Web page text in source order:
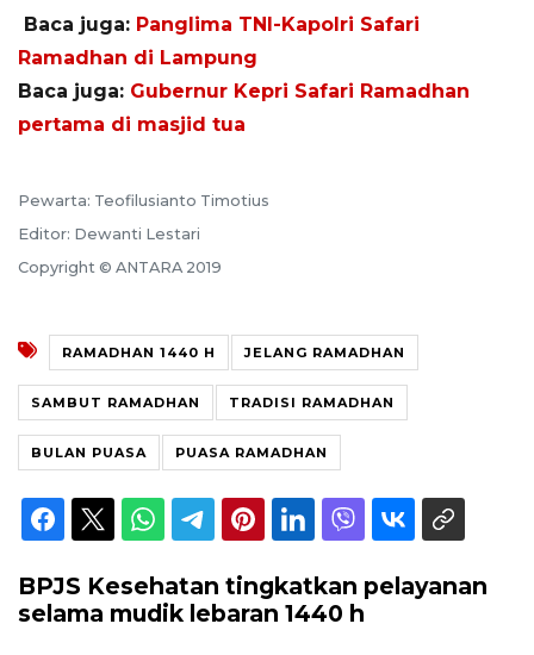
Baca juga: Panglima TNI-Kapolri Safari
Ramadhan di Lampung
Baca juga: Gubernur Kepri Safari Ramadhan
pertama di masjid tua
Pewarta: Teofilusianto Timotius
Editor: Dewanti Lestari
Copyright © ANTARA 2019
RAMADHAN 1440 H JELANG RAMADHAN
SAMBUT RAMADHAN TRADISI RAMADHAN
BULAN PUASA PUASA RAMADHAN
BPJS Kesehatan tingkatkan pelayanan
selama mudik lebaran 1440 h